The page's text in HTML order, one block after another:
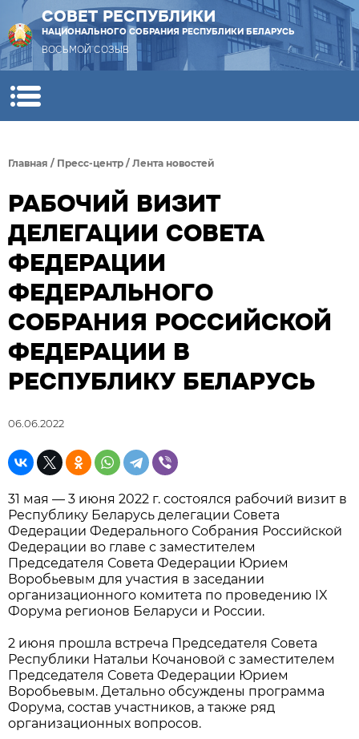
СОВЕТ РЕСПУБЛИКИ
НАЦИОНАЛЬНОГО СОБРАНИЯ РЕСПУБЛИКИ БЕЛАРУСЬ
ВОСЬМОЙ СОЗЫВ
Главная / Пресс-центр / Лента новостей
РАБОЧИЙ ВИЗИТ
ДЕЛЕГАЦИИ СОВЕТА
ФЕДЕРАЦИИ
ФЕДЕРАЛЬНОГО
СОБРАНИЯ РОССИЙСКОЙ
ФЕДЕРАЦИИ В
РЕСПУБЛИКУ БЕЛАРУСЬ
06.06.2022
31 мая — 3 июня 2022 г. состоялся рабочий визит в
Республику Беларусь делегации Совета
Федерации Федерального Собрания Российской
Федерации во главе с заместителем
Председателя Совета Федерации Юрием
Воробьевым для участия в заседании
организационного комитета по проведению IX
Форума регионов Беларуси и России.
2 июня прошла встреча Председателя Совета
Республики Натальи Кочановой с заместителем
Председателя Совета Федерации Юрием
Воробьевым. Детально обсуждены программа
Форума, состав участников, а также ряд
организационных вопросов.